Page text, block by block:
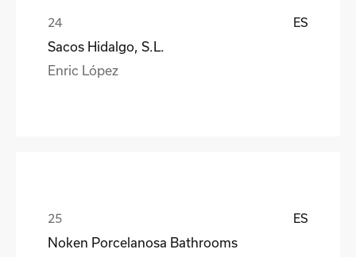
ES
Sacos Hidalgo, S.L.
Enric López
ES
Noken Porcelanosa Bathrooms